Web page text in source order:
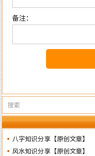
八字知识分享【原创文章】
风水知识分享【原创文章】
备注：